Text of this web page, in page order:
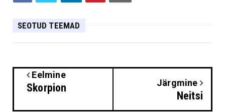
SEOTUD TEEMAD
Eelmine
Skorpion Järgmine
Neitsi